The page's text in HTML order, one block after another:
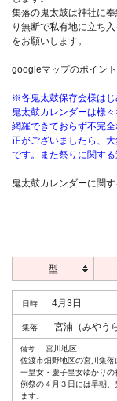
集落の鬼太鼓は神社に
り無断で私有地に立ち
をお願いします。
googleマップのポイン
※各鬼太鼓保存会様は
鬼太鼓カレンダーは様
網羅できておらず不完
正がございましたら、
です。また祭りに関す
鬼太鼓カレンダーに関
型
4月3日
宮浦（みやう
宮川地区
佐渡市畑野地区の宮川集
一皇女・慶子皇女ゆかりの
例祭の４月３日には早朝
ます。